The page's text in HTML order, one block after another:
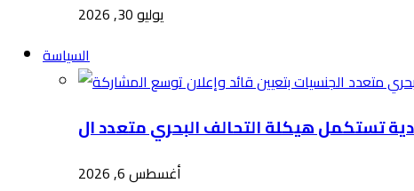
يوليو 30, 2026
السياسة
أغسطس 6, 2026